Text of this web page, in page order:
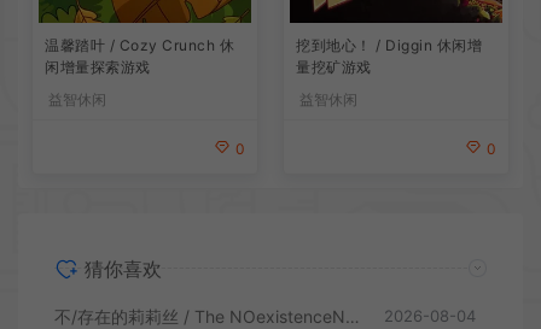
温馨踏叶 / Cozy Crunch 休
闲增量探索游戏
益智休闲
0
挖到地心！ / Diggin 休闲增
量挖矿游戏
益智休闲
0
猜你喜欢
不/存在的莉莉丝 / The NOexistenceN of Lilith 动态形象桌面互动游戏 2026-08-04